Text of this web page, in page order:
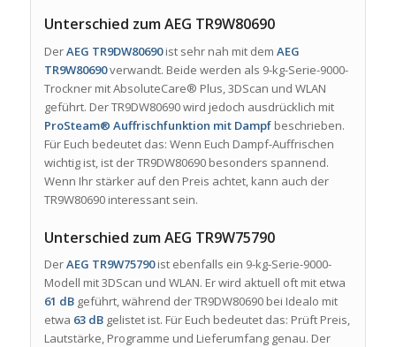
Unterschied zum AEG TR9W80690
DerAEG TR9DW80690ist sehr nah mit dem AEG
TR9W80690verwandt. Beide werden als 9-kg-Serie-9000-
Trockner mit AbsoluteCare® Plus, 3DScan und WLAN
geführt. Der TR9DW80690 wird jedoch ausdrücklich mit
ProSteam® Auffrischfunktion mit Dampfbeschrieben.
Für Euch bedeutet das: Wenn Euch Dampf-Auffrischen
wichtig ist, ist der TR9DW80690 besonders spannend.
Wenn Ihr stärker auf den Preis achtet, kann auch der
TR9W80690 interessant sein.
Unterschied zum AEG TR9W75790
DerAEG TR9W75790ist ebenfalls ein 9-kg-Serie-9000-
Modell mit 3DScan und WLAN. Er wird aktuell oft mit etwa
61 dBgeführt, während der TR9DW80690 bei Idealo mit
etwa 63 dBgelistet ist. Für Euch bedeutet das: Prüft Preis,
Lautstärke, Programme und Lieferumfang genau. Der